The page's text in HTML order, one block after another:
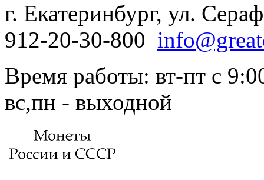
г. Екатеринбург, ул.
912-20-30-800
Время работы: вт-пт с
вс,пн - выходной